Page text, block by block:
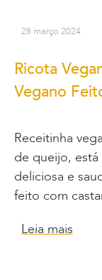
28 março 2024
Ricota
Vegano
Receitinha
de queijo,
deliciosa e
feito com
Leia mais